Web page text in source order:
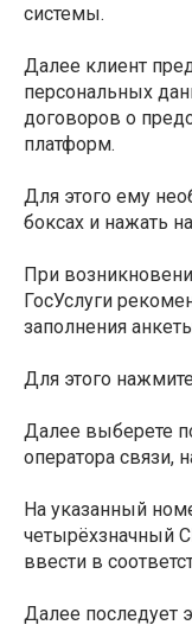
системы.
Далее клиент
персональных
договоров о
платформ.
Для этого ему
боксах и нажать на
При
ГосУслуги
заполнения
Для этого
Далее выберете
оператора связи,
На указанный
четырёхзначный
ввести в
Далее последует